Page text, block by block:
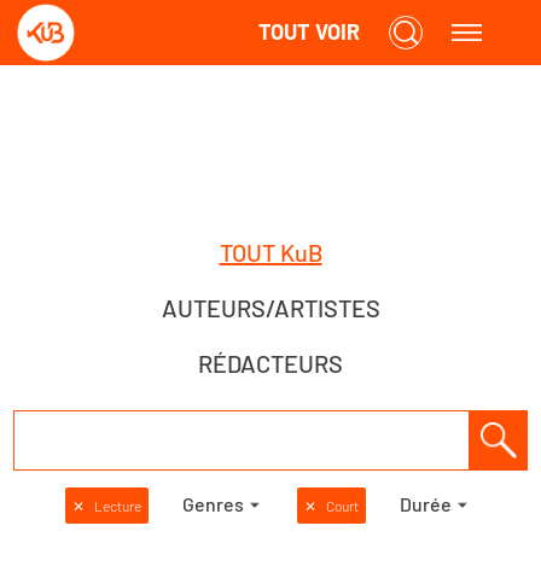
TOUT VOIR
TOUT KuB
AUTEURS/ARTISTES
RÉDACTEURS
✕ Lecture Genres ✕ Court Durée